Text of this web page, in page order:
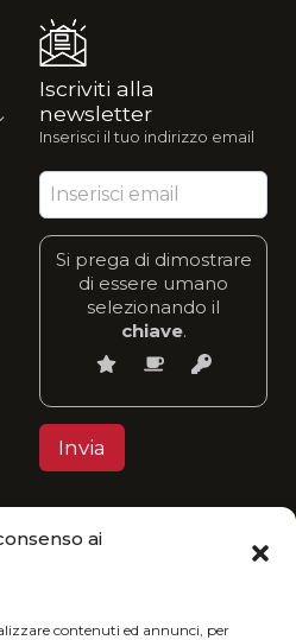
ai
contenuti ed annunci, per
Iscriviti alla
newsletter
Inserisci il tuo indirizzo email
Si prega di dimostrare
di essere umano
selezionando il
chiave.
nostro catalogo in formato